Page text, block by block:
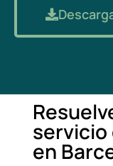
servicio
en